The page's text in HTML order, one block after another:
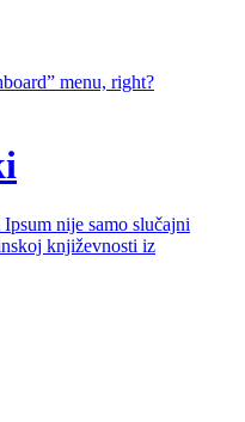
menu, right?
nije samo slučajni
književnosti iz